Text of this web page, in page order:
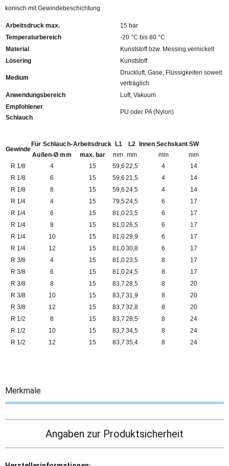
konisch mit Gewindebeschichtung
Arbeitsdruck max.
15 bar
Temperaturbereich
-20 °C bis 80 °C
Material
Kunststoff bzw. Messing vernickelt
Lösering
Kunststoff
Medium
Druckluft, Gase, Flüssigkeiten soweit
verträglich
Anwendungsbereich
Luft, Vakuum
Empfohlener
Schlauch
PU oder PA (Nylon)
Gewinde
Für Schlauch-
Außen-Ø mm
Arbeitsdruck
max. bar
L1
mm
L2
mm
Innen Sechskant
mm
SW
mm
R 1/8
4 15 59,6 22,5 4
14
R 1/8
6 15 59,6 21,5 4
14
R 1/8
8 15 59,6 24,5 4
14
R 1/4
4 15 79,524,5 6
17
R 1/4
6 15 81,023,5 6
17
R 1/4
8 15 81,026,5 6
17
R 1/4
10 15 81,029,9 6
17
R 1/4
12 15 81,030,8 6
17
R 3/8
4 15 81,023,5 8
17
R 3/8
6 15 81,024,5 8
17
R 3/8
8 15 83,7 28,5 8
20
R 3/8
10 15 83,7 31,9 8
20
R 3/8
12 15 83,7 32,8 8
20
R 1/2
8 15 83,7 28,5 8
24
R 1/2
10 15 83,7 34,5 8
24
R 1/2
12 15 83,7 35,4 8 24
Merkmale
Angaben zur Produktsicherheit